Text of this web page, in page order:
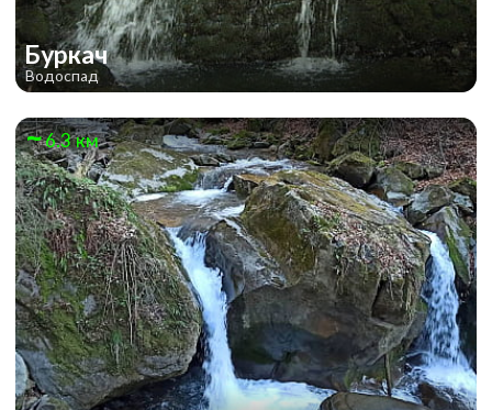
Буркач
Водоспад
6.3 км